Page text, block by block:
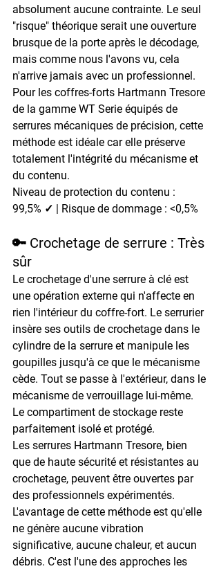
absolument aucune contrainte. Le seul
"risque" théorique serait une ouverture
brusque de la porte après le décodage,
mais comme nous l'avons vu, cela
n'arrive jamais avec un professionnel.
Pour les coffres-forts Hartmann Tresore
de la gamme WT Serie équipés de
serrures mécaniques de précision, cette
méthode est idéale car elle préserve
totalement l'intégrité du mécanisme et
du contenu.
Niveau de protection du contenu :
99,5% ✓ | Risque de dommage : <0,5%
🔑 Crochetage de serrure : Très
sûr
Le crochetage d'une serrure à clé est
une opération externe qui n'affecte en
rien l'intérieur du coffre-fort. Le serrurier
insère ses outils de crochetage dans le
cylindre de la serrure et manipule les
goupilles jusqu'à ce que le mécanisme
cède. Tout se passe à l'extérieur, dans le
mécanisme de verrouillage lui-même.
Le compartiment de stockage reste
parfaitement isolé et protégé.
Les serrures Hartmann Tresore, bien
que de haute sécurité et résistantes au
crochetage, peuvent être ouvertes par
des professionnels expérimentés.
L'avantage de cette méthode est qu'elle
ne génère aucune vibration
significative, aucune chaleur, et aucun
débris. C'est l'une des approches les